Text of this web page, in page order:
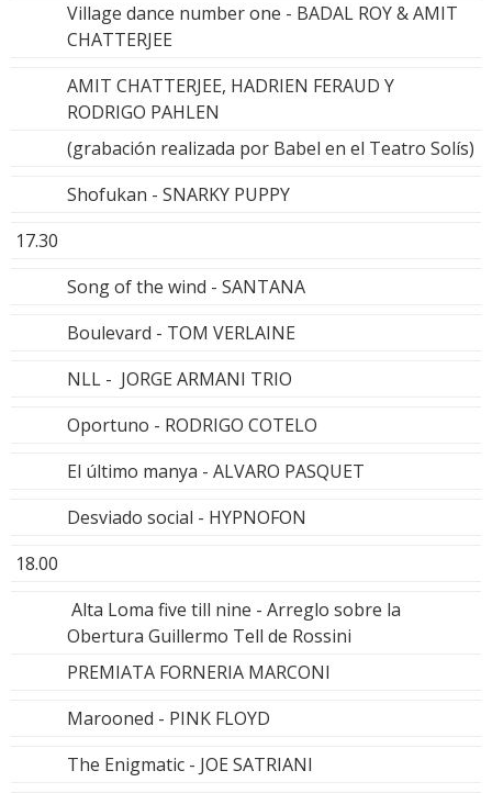
Village dance number one - BADAL ROY & AMIT
CHATTERJEE
AMIT CHATTERJEE, HADRIEN FERAUD Y
RODRIGO PAHLEN
(grabación realizada por Babel en el Teatro Solís)
Shofukan - SNARKY PUPPY
17.30
Song of the wind - SANTANA
Boulevard - TOM VERLAINE
NLL - JORGE ARMANI TRIO
Oportuno - RODRIGO COTELO
El último manya - ALVARO PASQUET
Desviado social - HYPNOFON
18.00
Alta Loma five till nine - Arreglo sobre la
Obertura Guillermo Tell de Rossini
PREMIATA FORNERIA MARCONI
Marooned - PINK FLOYD
The Enigmatic - JOE SATRIANI